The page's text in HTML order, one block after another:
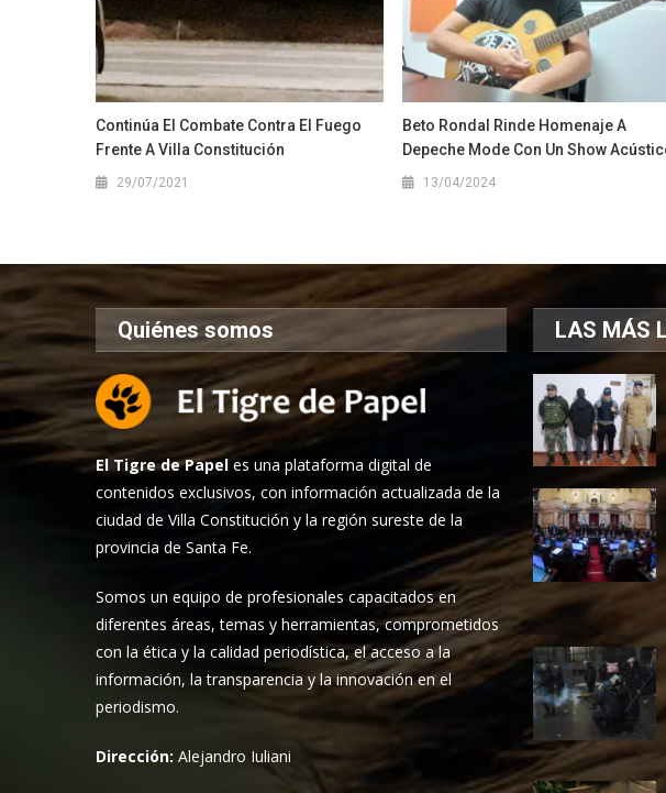
Continúa El Combate Contra El Fuego
Frente A Villa Constitución
29/07/2021
Beto Rondal Rinde Homenaje A
Depeche Mode Con Un Show
13/04/2024
Quiénes somos
El Tigre de Papeles una plataforma digital de
contenidos exclusivos, con información actualizada de la
ciudad de Villa Constitución y la región sureste de la
provincia de Santa Fe.
Somos un equipo de profesionales capacitados en
diferentes áreas, temas y herramientas, comprometidos
con la ética y la calidad periodística, el acceso a la
información, la transparencia y la innovación en el
periodismo.
Dirección:Alejandro Iuliani
LAS MÁS